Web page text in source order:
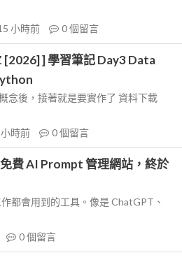
小時前 0個留言
] 學習筆記 Day3 Data
念後，接著就是要實作了 資料下載
時前 0個留言
免費 AI Prompt 管理網站，終於
都會用到的工具。像是 ChatGPT、
0個留言